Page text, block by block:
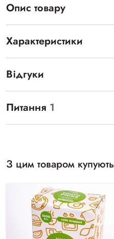
Опис товару
Характеристики
Відгуки
Питання 1
З цим товаром купують